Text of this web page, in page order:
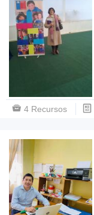
4 Recursos